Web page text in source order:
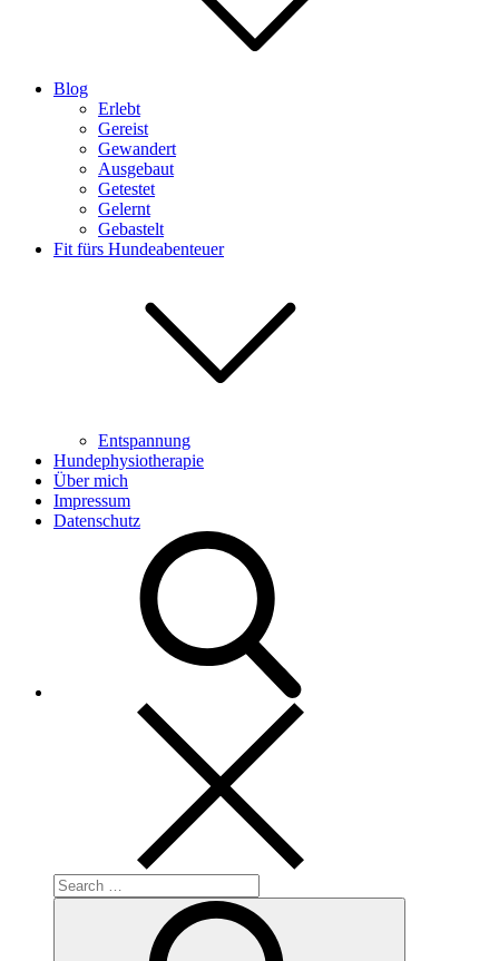
Blog
Erlebt
Gereist
Gewandert
Ausgebaut
Getestet
Gelernt
Gebastelt
Fit fürs Hundeabenteuer
Entspannung
Hundephysiotherapie
Über mich
Impressum
Datenschutz
Search
for: